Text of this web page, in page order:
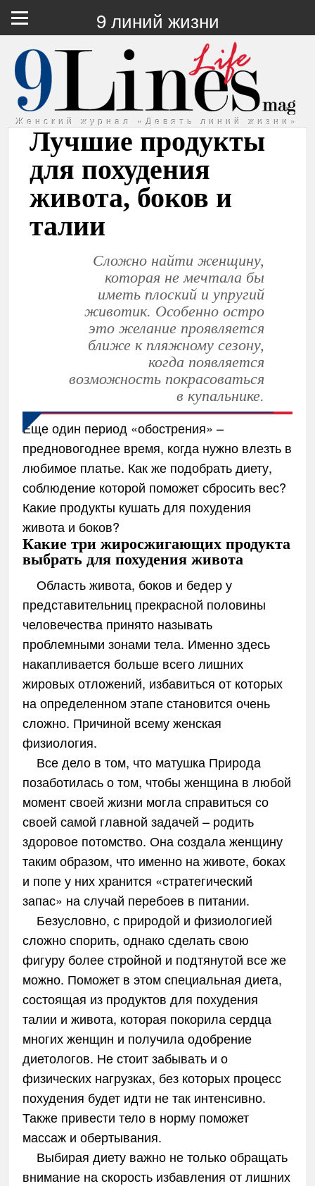
9 линий жизни
Женский журнал «Девять линий жизни»
Лучшие продукты
для похудения
живота, боков и
талии
Сложно найти женщину,
которая не мечтала бы
иметь плоский и упругий
животик. Особенно остро
это желание проявляется
ближе к пляжному сезону,
когда появляется
возможность покрасоваться
в купальнике.
Еще один период «обострения» –
предновогоднее время, когда нужно влезть в
любимое платье. Как же подобрать диету,
соблюдение которой поможет сбросить вес?
Какие продукты кушать для похудения
живота и боков?
Какие три жиросжигающих продукта
выбрать для похудения живота
Область живота, боков и бедер у
представительниц прекрасной половины
человечества принято называть
проблемными зонами тела. Именно здесь
накапливается больше всего лишних
жировых отложений, избавиться от которых
на определенном этапе становится очень
сложно. Причиной всему женская
физиология.
Все дело в том, что матушка Природа
позаботилась о том, чтобы женщина в любой
момент своей жизни могла справиться со
своей самой главной задачей – родить
здоровое потомство. Она создала женщину
таким образом, что именно на животе, боках
и попе у них хранится «стратегический
запас» на случай перебоев в питании.
Безусловно, с природой и физиологией
сложно спорить, однако сделать свою
фигуру более стройной и подтянутой все же
можно. Поможет в этом специальная диета,
состоящая из продуктов для похудения
талии и живота, которая покорила сердца
многих женщин и получила одобрение
диетологов. Не стоит забывать и о
физических нагрузках, без которых процесс
похудения будет идти не так интенсивно.
Также привести тело в норму поможет
массаж и обертывания.
Выбирая диету важно не только обращать
внимание на скорость избавления от лишних